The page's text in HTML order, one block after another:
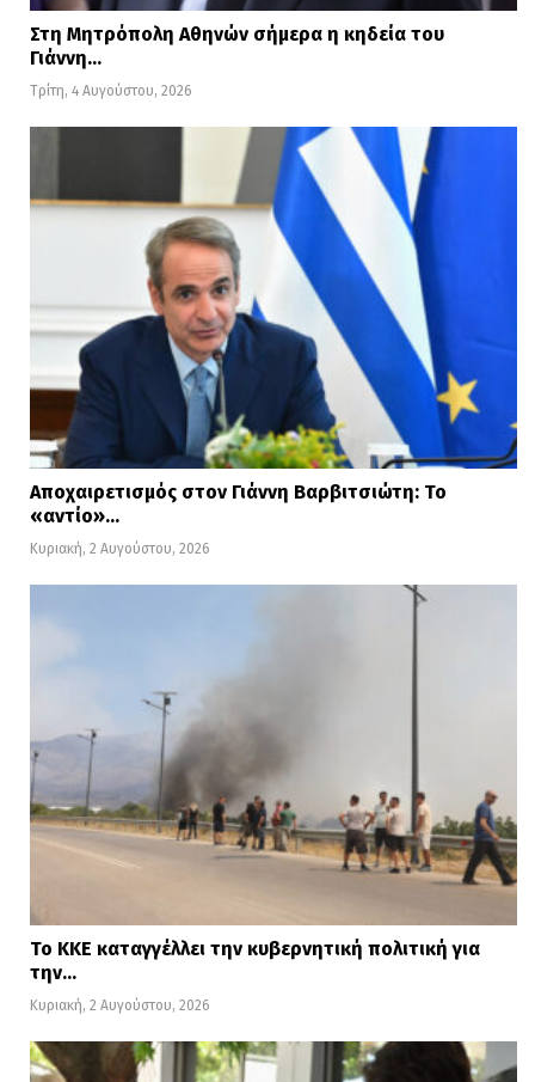
Στη Μητρόπολη Αθηνών σήμερα η κηδεία του
Γιάννη…
Τρίτη, 4 Αυγούστου, 2026
Αποχαιρετισμός στον Γιάννη Βαρβιτσιώτη: Το
«αντίο»…
Κυριακή, 2 Αυγούστου, 2026
Το ΚΚΕ καταγγέλλει την κυβερνητική πολιτική για
την…
Κυριακή, 2 Αυγούστου, 2026